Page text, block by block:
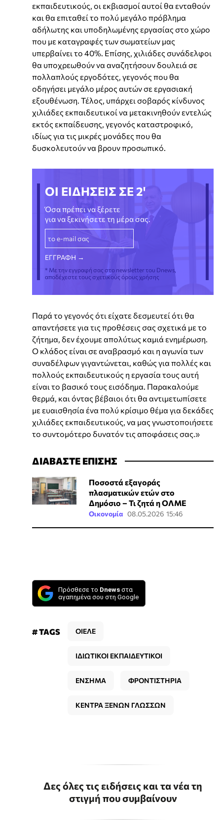
εκπαιδευτικούς, οι εκβιασμοί αυτοί θα ενταθούν
και θα επιταθεί το πολύ μεγάλο πρόβλημα
αδήλωτης και υποδηλωμένης εργασίας στο χώρο
που με καταγραφές των σωματείων μας
υπερβαίνει το 40%. Επίσης, χιλιάδες συνάδελφοι
θα υποχρεωθούν να αναζητήσουν δουλειά σε
πολλαπλούς εργοδότες, γεγονός που θα
οδηγήσει μεγάλο μέρος αυτών σε εργασιακή
εξουθένωση. Τέλος, υπάρχει σοβαρός κίνδυνος
χιλιάδες εκπαιδευτικοί να μετακινηθούν εντελώς
εκτός εκπαίδευσης, γεγονός καταστροφικό,
ιδίως για τις μικρές μονάδες που θα
δυσκολευτούν να βρουν προσωπικό.
ΟΙ ΕΙΔΗΣΕΙΣ ΣΕ 2'
Όσα πρέπει να ξέρετε
για να ξεκινήσετε τη μέρα σας.
* Με την εγγραφή σας στο newsletter του Dnews,
αποδέχεστε τους σχετικούς όρους χρήσης
Παρά το γεγονός ότι είχατε δεσμευτεί ότι θα
απαντήσετε για τις προθέσεις σας σχετικά με το
ζήτημα, δεν έχουμε απολύτως καμιά ενημέρωση.
Ο κλάδος είναι σε αναβρασμό και η αγωνία των
συναδέλφων γιγαντώνεται, καθώς για πολλές και
πολλούς εκπαιδευτικούς η εργασία τους αυτή
είναι το βασικό τους εισόδημα. Παρακαλούμε
θερμά, και όντας βέβαιοι ότι θα αντιμετωπίσετε
με ευαισθησία ένα πολύ κρίσιμο θέμα για δεκάδες
χιλιάδες εκπαιδευτικούς, να μας γνωστοποιήσετε
το συντομότερο δυνατόν τις αποφάσεις σας.»
ΔΙΑΒΑΣΤΕ ΕΠΙΣΗΣ
Ποσοστά εξαγοράς
πλασματικών ετών στο
Δημόσιο – Τι ζητά η ΟΛΜΕ
Οικονομία 08.05.2026 15:46
Πρόσθεσε το Dnews στα
αγαπημένα σου στη Google
# TAGS ΟΙΕΛΕ
ΙΔΙΩΤΙΚΟΙ ΕΚΠΑΙΔΕΥΤΙΚΟΙ
ΕΝΣΗΜΑ ΦΡΟΝΤΙΣΤΗΡΙΑ
ΚΕΝΤΡΑ ΞΕΝΩΝ ΓΛΩΣΣΩΝ
Δες όλες τις ειδήσεις και τα νέα τη
στιγμή που συμβαίνουν